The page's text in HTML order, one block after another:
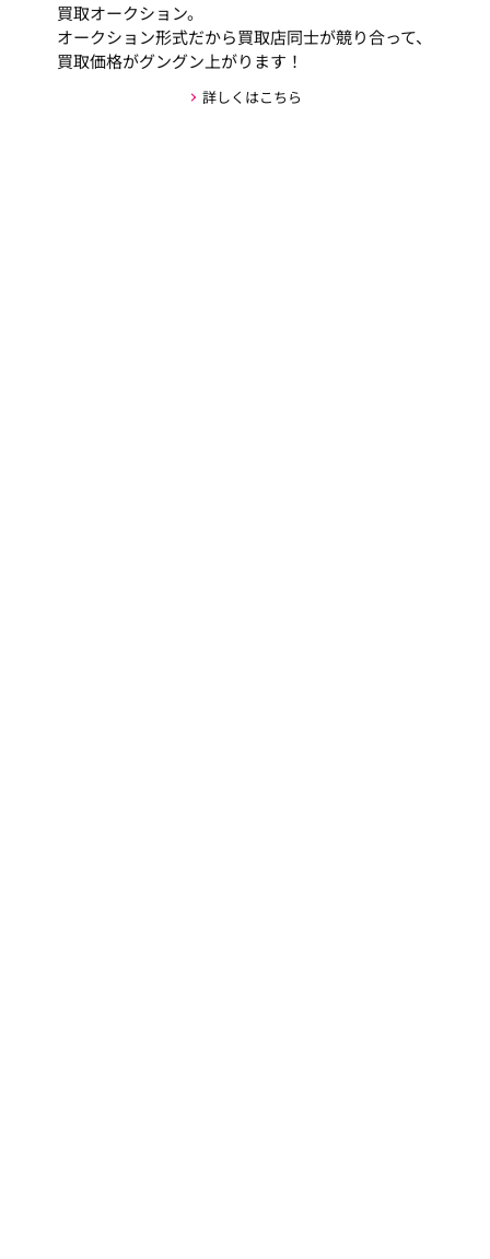
買取オークション。
オークション形式だから買取店同士が競り合って、
買取価格がグングン上がります！
詳しくはこちら